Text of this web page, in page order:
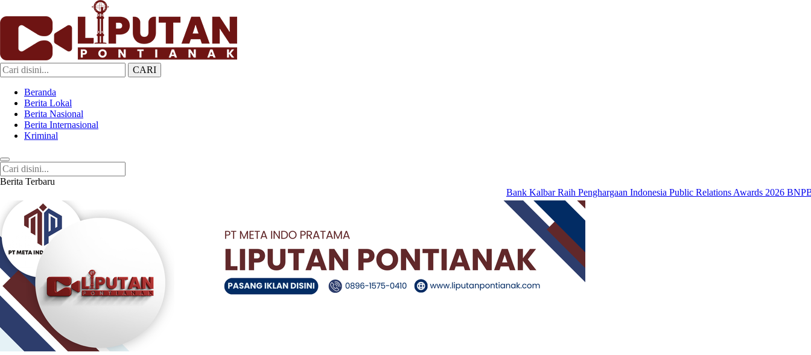
Liputan Pontianak
Berita Terkini dan TerUpdate
CARI
Beranda
Berita Lokal
Berita Nasional
Berita Internasional
Kriminal
Berita Terbaru
Bank Kalbar Raih Penghargaan Indonesia Public Relations Awards 2026 BNPB: Kalbar